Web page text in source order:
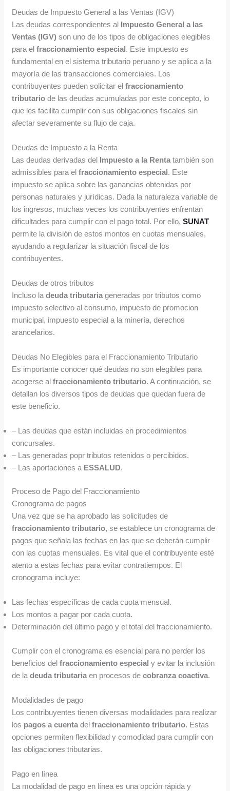
Deudas de Impuesto General a las Ventas (IGV)
Las deudas correspondientes al Impuesto General a las
Ventas (IGV) son uno de los tipos de obligaciones elegibles
para elfraccionamiento especial. Este impuesto es
fundamental en el sistema tributario peruano y se aplica a la
mayoría de las transacciones comerciales. Los
contribuyentes pueden solicitar elfraccionamiento
tributario de las deudas acumuladas por este concepto, lo
que les facilita cumplir con sus obligaciones fiscales sin
afectar severamente su flujo de caja.
Deudas de Impuesto a la Renta
Las deudas derivadas del Impuesto a la Renta también son
admissibles para elfraccionamiento especial. Este
impuesto se aplica sobre las ganancias obtenidas por
personas naturales y jurídicas. Dada la naturaleza variable de
los ingresos, muchas veces los contribuyentes enfrentan
dificultades para cumplir con el pago total. Por ello,SUNAT
permite la división de estos montos en cuotas mensuales,
ayudando a regularizar la situación fiscal de los
contribuyentes.
Deudas de otros tributos
Incluso ladeuda tributaria generadas por tributos como
impuesto selectivo al consumo, impuesto de promocion
municipal, impuesto especial a la minería, derechos
arancelarios.
Deudas No Elegibles para el Fraccionamiento Tributario
Es importante conocer qué deudas no son elegibles para
acogerse alfraccionamiento tributario. A continuación, se
detallan los diversos tipos de deudas que quedan fuera de
este beneficio.
– Las deudas que están incluidas en procedimientos
concursales.
– Las generadas popr tributos retenidos o percibidos.
– Las aportaciones a ESSALUD.
Proceso de Pago del Fraccionamiento
Cronograma de pagos
Una vez que se ha aprobado las solicitudes de
fraccionamiento tributario, se establece un cronograma de
pagos que señala las fechas en las que se deberán cumplir
con las cuotas mensuales. Es vital que el contribuyente esté
atento a estas fechas para evitar contratiempos. El
cronograma incluye:
Las fechas específicas de cada cuota mensual.
Los montos a pagar por cada cuota.
Determinación del último pago y el total del fraccionamiento.
Cumplir con el cronograma es esencial para no perder los
beneficios delfraccionamiento especial y evitar la inclusión
de ladeuda tributaria en procesos decobranza coactiva.
Modalidades de pago
Los contribuyentes tienen diversas modalidades para realizar
los pagos a cuenta delfraccionamiento tributario. Estas
opciones permiten flexibilidad y comodidad para cumplir con
las obligaciones tributarias.
Pago en línea
La modalidad de pago en línea es una opción rápida y